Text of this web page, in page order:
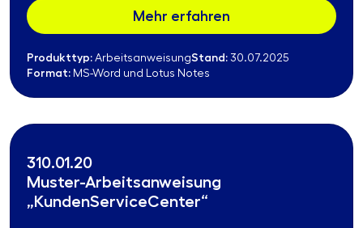
Mehr erfahren
Produkttyp: ArbeitsanweisungStand: 30.07.2025
Format: MS-Word und Lotus Notes
310.01.20
Muster-Arbeitsanweisung
„KundenServiceCenter“